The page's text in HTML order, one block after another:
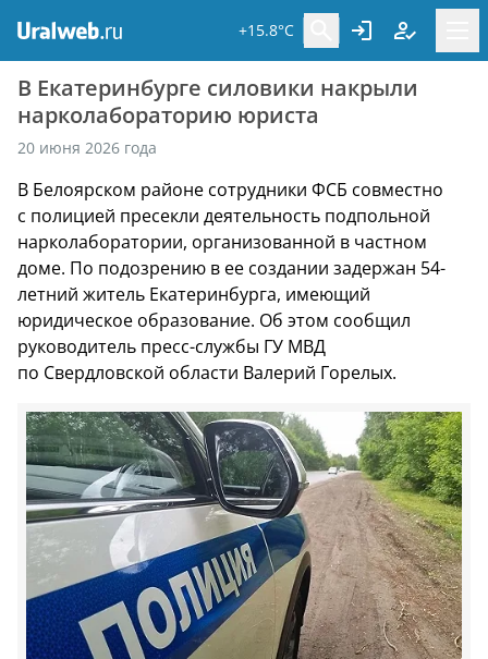
+15.8°C
В Екатеринбурге силовики накрыли
нарколабораторию юриста
20 июня 2026 года
В Белоярском районе сотрудники ФСБ совместно
с полицией пресекли деятельность подпольной
нарколаборатории, организованной в частном
доме. По подозрению в ее создании задержан 54-
летний житель Екатеринбурга, имеющий
юридическое образование. Об этом сообщил
руководитель пресс-службы ГУ МВД
по Свердловской области Валерий Горелых.